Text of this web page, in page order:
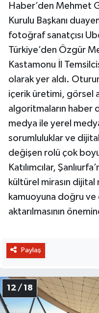
Haber’den Mehmet
Kurulu Başkanı
fotoğraf sanatçısı
Türkiye’den Özgür
Kastamonu İl
olarak yer aldı.
içerik üretimi, görsel
algoritmaların haber
medya ile yerel
sorumluluklar ve
değişen rolü çok
Katılımcılar,
kültürel mirasın dijital
kamuoyuna doğru
aktarılmasının
Paylaş
12 / 18